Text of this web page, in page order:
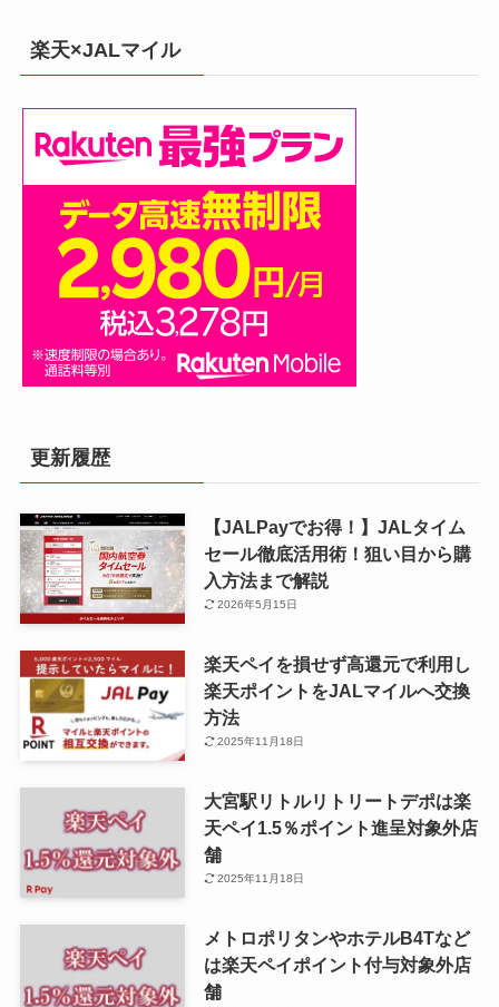
楽天×JALマイル
更新履歴
【JALPayでお得！】JALタイム
セール徹底活用術！狙い目から購
入方法まで解説
2026年5月15日
楽天ペイを損せず高還元で利用し
楽天ポイントをJALマイルへ交換
方法
2025年11月18日
大宮駅リトルリトリートデポは楽
天ペイ1.5％ポイント進呈対象外店
舗
2025年11月18日
メトロポリタンやホテルB4Tなど
は楽天ペイポイント付与対象外店
舗